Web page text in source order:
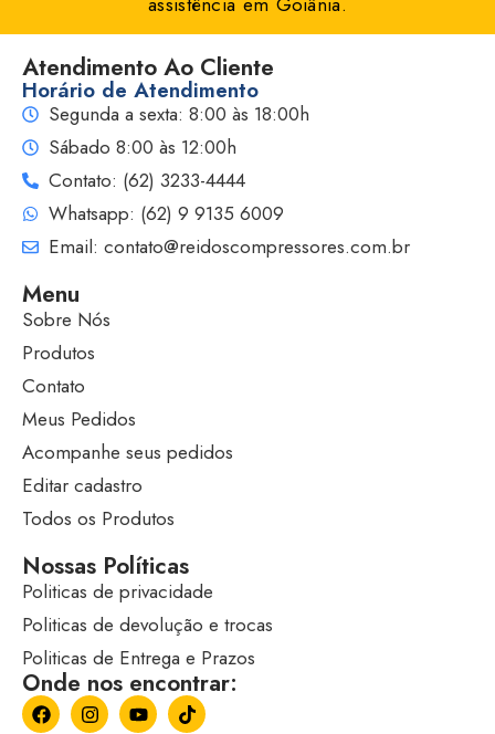
Atendimento Ao Cliente
Horário de Atendimento
Segunda a sexta: 8:00 às 18:00h
Sábado 8:00 às 12:00h
Contato: (62) 3233-4444
Whatsapp: (62) 9 9135 6009
Email: contato@reidoscompressores.com.br
Menu
Sobre Nós
Produtos
Contato
Meus Pedidos
Acompanhe seus pedidos
Editar cadastro
Todos os Produtos
Nossas Políticas
Politicas de privacidade
Politicas de devolução e trocas
Politicas de Entrega e Prazos
Onde nos encontrar: